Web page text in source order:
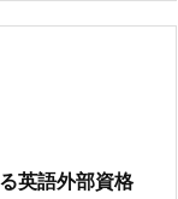
英語外部資格